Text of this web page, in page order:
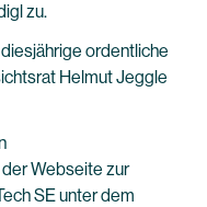
zu.
ordentliche
Helmut Jeggle
Webseite zur
SE unter dem